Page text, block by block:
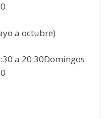
a octubre)
a 20:30Domingos